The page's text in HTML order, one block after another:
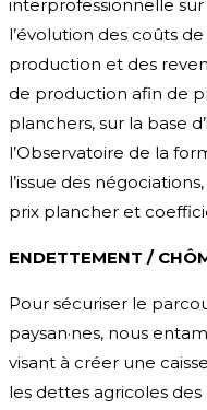
interprofessionnelle
l’évolution des coûts
production et des
de production afin de
planchers, sur la base
l’Observatoire de la
l’issue des
prix plancher et
ENDETTEMENT /
Pour sécuriser le
paysan·nes, nous
visant à créer une
les dettes agricoles des